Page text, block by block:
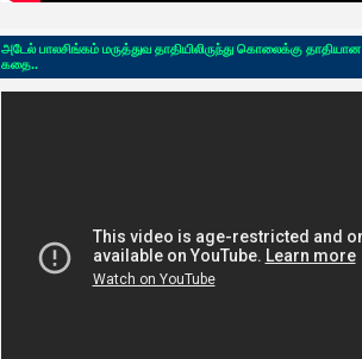
அடேல் பாலசிங்கம் மருத்துவ தாதியிலிருந்து கொலைக்கு தாதியான
கதை..